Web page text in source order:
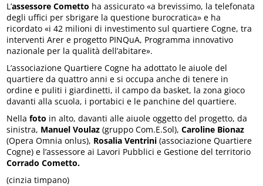
L’assessore Cometto ha assicurato «a brevissimo, la telefonata
degli uffici per sbrigare la questione burocratica» e ha
ricordato «i 42 milioni di investimento sul quartiere Cogne, tra
interventi Arer e progetto PINQuA, Programma innovativo
nazionale per la qualità dell’abitare».
L’associazione Quartiere Cogne ha adottato le aiuole del
quartiere da quattro anni e si occupa anche di tenere in
ordine e puliti i giardinetti, il campo da basket, la zona gioco
davanti alla scuola, i portabici e le panchine del quartiere.
Nellafoto in alto, davanti alle aiuole oggetto del progetto, da
sinistra, Manuel Voulaz (gruppo Com.E.Sol),Caroline Bionaz
(Opera Omnia onlus), Rosalia Ventrini (associazione Quartiere
Cogne) e l’assessore ai Lavori Pubblici e Gestione del territorio
Corrado Cometto.
(cinzia timpano)